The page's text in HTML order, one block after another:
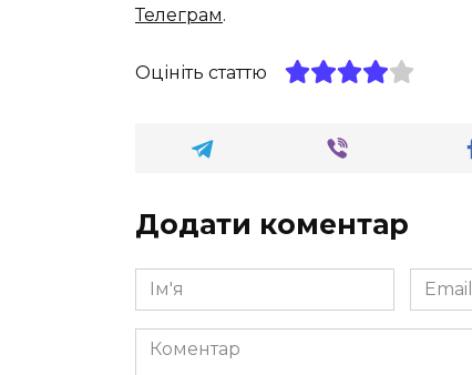
Телеграм.
Оцініть статтю
Додати коментар
Ім'я
*
Email
*
Коментар